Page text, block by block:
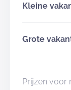
Kleine
Grote
Prijzen voor